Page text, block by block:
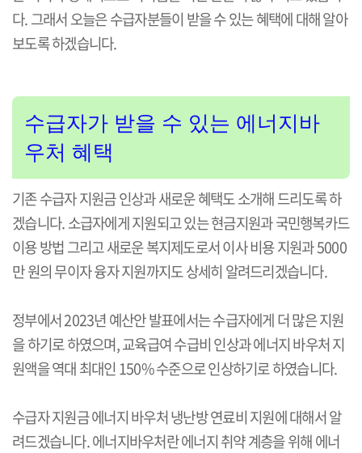
다. 그래서 오늘은 수급자분들이 받을 수 있는 혜택에 대해 알아
보도록 하겠습니다.
수급자가 받을 수 있는 에너지바
우처 혜택
기존 수급자 지원금 인상과 새로운 혜택도 소개해 드리도록 하
겠습니다. 소급자에게 지원되고 있는 현금지원과 국민행복카드
이용 방법 그리고 새로운 복지제도로서 이사 비용 지원과 5000
만 원의 무이자 융자 지원까지도 상세히 알려드리겠습니다.
정부에서 2023년 예산안 발표에서는 수급자에게 더 많은 지원
을 하기로 하였으며,교육급여 수급비 인상과 에너지 바우처 지
원액을 역대 최대인 150% 수준으로 인상하기로 하였습니다.
수급자 지원금 에너지 바우처 냉난방 연료비 지원에 대해서 알
려드겠습니다. 에너지바우처란 에너지 취약 계층을 위해 에너